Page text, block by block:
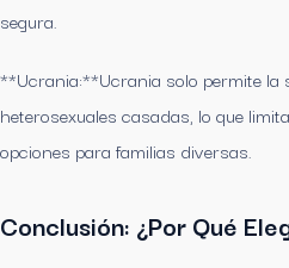
segura.
**Ucrania:**Ucrania solo permite la
heterosexuales casadas, lo que
opciones para familias diversas.
Conclusión: ¿Por Qué